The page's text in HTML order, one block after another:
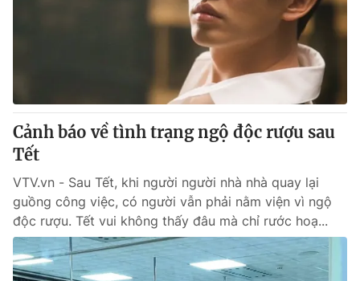
Cảnh báo về tình trạng ngộ độc rượu sau
Tết
VTV.vn - Sau Tết, khi người người nhà nhà quay lại
guồng công việc, có người vẫn phải nằm viện vì ngộ
độc rượu. Tết vui không thấy đâu mà chỉ rước hoạ...